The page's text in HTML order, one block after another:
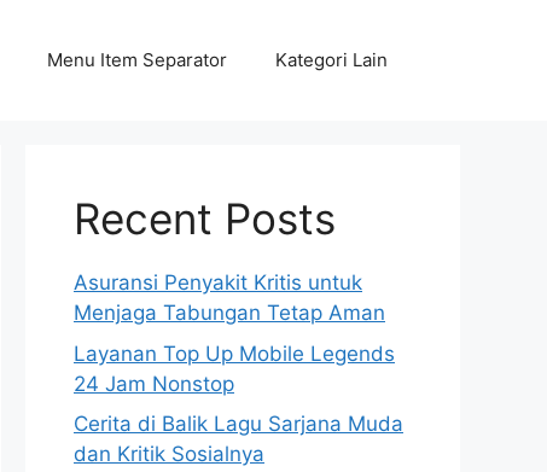
Menu Item Separator Kategori Lain
Recent Posts
Asuransi Penyakit Kritis untuk
Menjaga Tabungan Tetap Aman
Layanan Top Up Mobile Legends
24 Jam Nonstop
Cerita di Balik Lagu Sarjana Muda
dan Kritik Sosialnya